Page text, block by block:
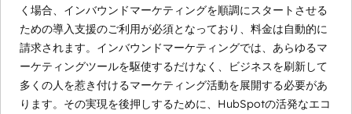
く場合、インバウンドマーケティングを順調にスタートさせる
ための導入支援のご利用が必須となっており、料金は自動的に
請求されます。インバウンドマーケティングでは、あらゆるマ
ーケティングツールを駆使するだけなく、ビジネスを刷新して
多くの人を惹き付けるマーケティング活動を展開する必要があ
ります。その実現を後押しするために、HubSpotの活発なエコ